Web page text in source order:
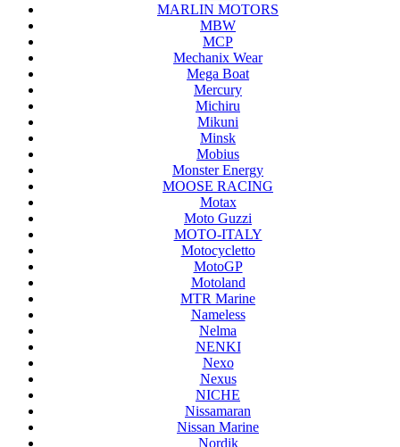
MARLIN MOTORS
MBW
MCP
Mechanix Wear
Mega Boat
Mercury
Michiru
Mikuni
Minsk
Mobius
Monster Energy
MOOSE RACING
Motax
Moto Guzzi
MOTO-ITALY
Motocycletto
MotoGP
Motoland
MTR Marine
Nameless
Nelma
NENKI
Nexo
Nexus
NICHE
Nissamaran
Nissan Marine
Nordik